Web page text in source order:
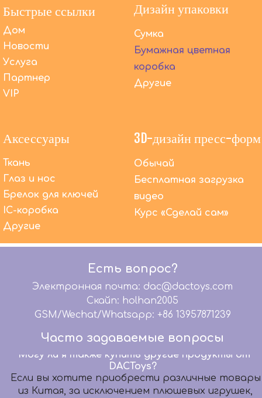
Быстрые ссылки
Дом
Новости
Услуга
Партнер
VIP
Дизайн упаковки
Сумка
Бумажная цветная
коробка
Другие
Аксессуары
Ткань
Глаз и нос
Брелок для ключей
IC-коробка
Другие
3D-дизайн пресс-форм
Обычай
Бесплатная загрузка
видео
Курс «Сделай сам»
Есть вопрос?
Электронная почта: dac@dactoys.com
Скайп: holhan2005
GSM/Wechat/Whatsapp: +86 13957871239
Часто задаваемые вопросы
Помимо OEM-производства, что DACToys может
сделать еще?
Мы предлагаем высококачественные услуги
OEM-производства уже более 20 лет. В то же
обслуживание: графический дизайн, 3D-
моделирование, дизайн упаковки, бумажный
шаблон, разработку образцов, дизайн
микросхем, помогаем вашей команде
дизайнеров передать ваши волшебные идеи
Идеальные продукты.
Могу ли я также купить другие продукты от
DACToys?
Если вы хотите приобрести различные товары
из Китая, за исключением плюшевых игрушек,
немедленно свяжитесь с DACToys по телефону: